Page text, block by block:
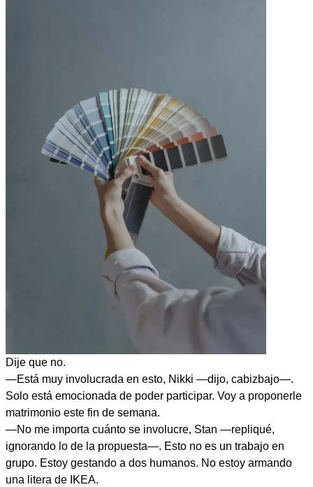
Dije que no.
—Está muy involucrada en esto, Nikki —dijo, cabizbajo—.
Solo está emocionada de poder participar. Voy a proponerle
matrimonio este fin de semana.
—No me importa cuánto se involucre, Stan —repliqué,
ignorando lo de la propuesta—. Esto no es un trabajo en
grupo. Estoy gestando a dos humanos. No estoy armando
una litera de IKEA.